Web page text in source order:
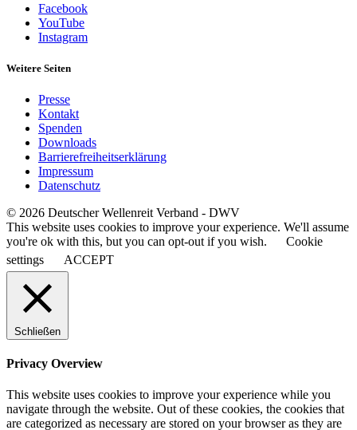
Facebook
YouTube
Instagram
Weitere Seiten
Presse
Kontakt
Spenden
Downloads
Barrierefreiheitserklärung
Impressum
Datenschutz
© 2026 Deutscher Wellenreit Verband - DWV
This website uses cookies to improve your experience. We'll assume
you're ok with this, but you can opt-out if you wish.
Cookie
settings
ACCEPT
Schließen
Privacy Overview
This website uses cookies to improve your experience while you
navigate through the website. Out of these cookies, the cookies that
are categorized as necessary are stored on your browser as they are